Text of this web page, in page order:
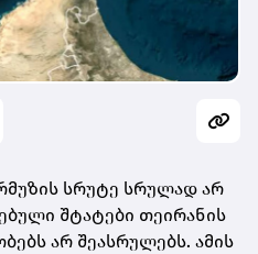
სრუტე სრულად არ
შტატები თეირანის
არ შეასრულებს. ამის